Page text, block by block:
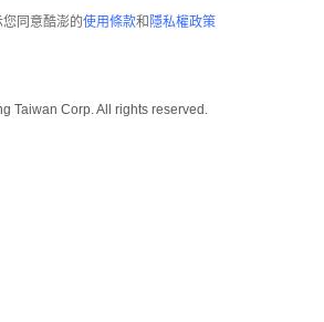
同意酷澎的使用條款和 隱私權政策
Taiwan Corp. All rights reserved.